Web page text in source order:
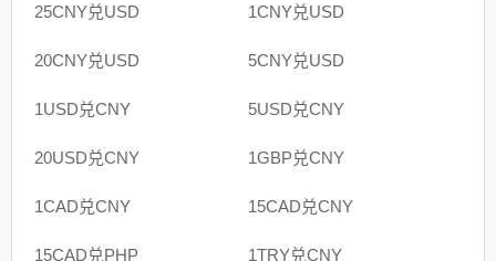
25CNY兑USD 1CNY兑USD
20CNY兑USD 5CNY兑USD
1USD兑CNY 5USD兑CNY
20USD兑CNY 1GBP兑CNY
1CAD兑CNY 15CAD兑CNY
15CAD兑PHP 1TRY兑CNY